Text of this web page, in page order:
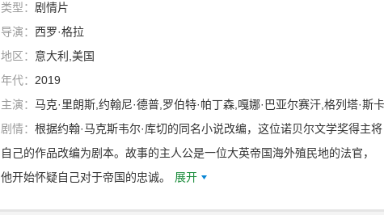
类型： 剧情片
导演： 西罗·格拉
地区： 意大利,美国
年代： 2019
主演： 马克·里朗斯,约翰尼·德普,罗伯特·帕丁森,嘎娜·巴亚尔赛汗,格列塔·斯卡
奇,大卫·丹席克,萨姆·里德,哈利·米尔林,比尔·米尔纳,Gursed Dalkhsuren,Tser
endagva Purevdorj,Isabella Nefar,大卫·摩尔斯特,约瑟夫·朗,Nayef Rashed,
威尔·柯班,法基·埃尔基尔,保罗·巴泽利
剧情： 根据约翰·马克斯韦尔·库切的同名小说改编，这位诺贝尔文学奖得主将
自己的作品改编为剧本。故事的主人公是一位大英帝国海外殖民地的法官，
他开始怀疑自己对于帝国的忠诚。
展开